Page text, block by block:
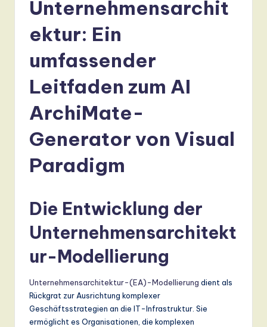
G
m
Unternehmensarchit
ektur: Ein
umfassender
Leitfaden zum AI
ArchiMate-
Generator von Visual
Paradigm
Die Entwicklung der
Unternehmensarchitekt
ur-Modellierung
Unternehmensarchitektur-(EA)-Modellierung dient als
Rückgrat zur Ausrichtung komplexer
Geschäftsstrategien an die IT-Infrastruktur. Sie
ermöglicht es Organisationen, die komplexen